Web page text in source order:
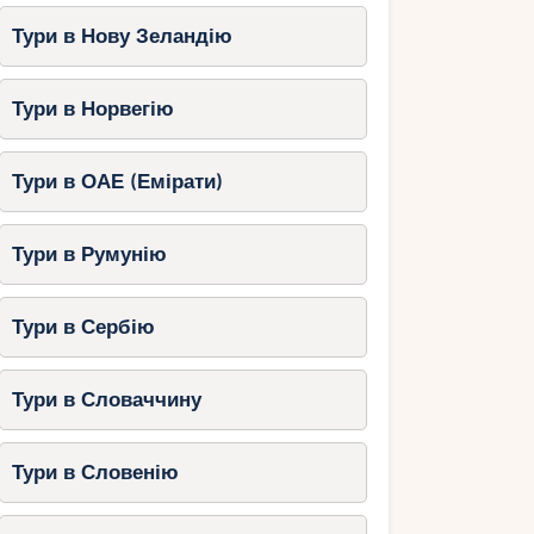
Тури в Нову Зеландію
Тури в Норвегію
Тури в ОАЕ (Емірати)
Тури в Румунію
Тури в Сербію
Тури в Словаччину
Тури в Словенію